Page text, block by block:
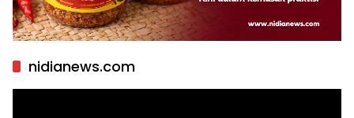
nidianews.com